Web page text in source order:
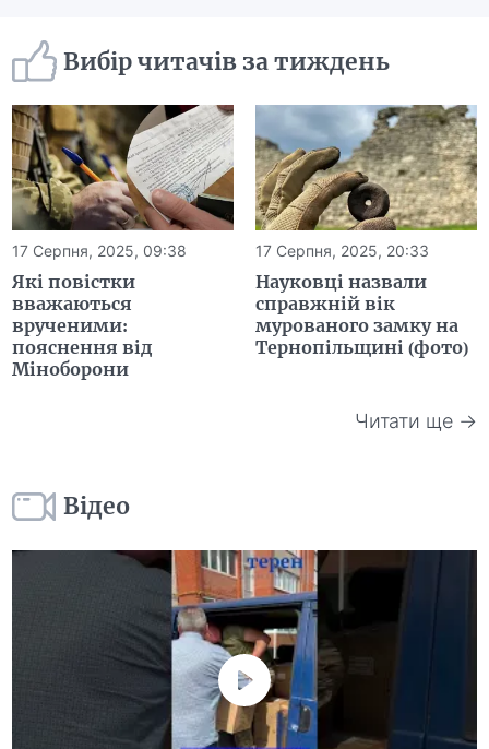
Вибір читачів за тиждень
17 Серпня, 2025, 09:38
Які повістки
вважаються
врученими:
пояснення від
Міноборони
17 Серпня, 2025, 20:33
Науковці назвали
справжній вік
мурованого замку на
Тернопільщині (фото)
Читати ще →
Відео